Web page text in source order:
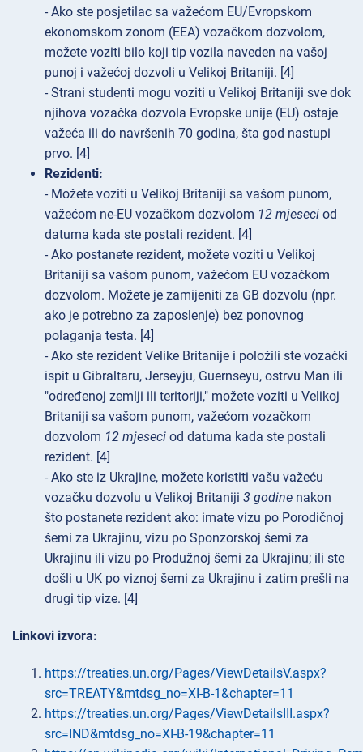
- Ako ste posjetilac sa važećom EU/Evropskom
ekonomskom zonom (EEA) vozačkom dozvolom,
možete voziti bilo koji tip vozila naveden na vašoj
punoj i važećoj dozvoli u Velikoj Britaniji. [4]
- Strani studenti mogu voziti u Velikoj Britaniji sve dok
njihova vozačka dozvola Evropske unije (EU) ostaje
važeća ili do navršenih 70 godina, šta god nastupi
prvo. [4]
Rezidenti:
- Možete voziti u Velikoj Britaniji sa vašom punom,
važećom ne-EU vozačkom dozvolom 12 mjeseci od
datuma kada ste postali rezident. [4]
- Ako postanete rezident, možete voziti u Velikoj
Britaniji sa vašom punom, važećom EU vozačkom
dozvolom. Možete je zamijeniti za GB dozvolu (npr.
ako je potrebno za zaposlenje) bez ponovnog
polaganja testa. [4]
- Ako ste rezident Velike Britanije i položili ste vozački
ispit u Gibraltaru, Jerseyju, Guernseyu, ostrvu Man ili
"određenoj zemlji ili teritoriji," možete voziti u Velikoj
Britaniji sa vašom punom, važećom vozačkom
dozvolom 12 mjeseci od datuma kada ste postali
rezident. [4]
- Ako ste iz Ukrajine, možete koristiti vašu važeću
vozačku dozvolu u Velikoj Britaniji 3 godine nakon
što postanete rezident ako: imate vizu po Porodičnoj
šemi za Ukrajinu, vizu po Sponzorskoj šemi za
Ukrajinu ili vizu po Produžnoj šemi za Ukrajinu; ili ste
došli u UK po viznoj šemi za Ukrajinu i zatim prešli na
drugi tip vize. [4]
Linkovi izvora:
https://treaties.un.org/Pages/ViewDetailsV.aspx?
src=TREATY&mtdsg_no=XI-B-1&chapter=11
https://treaties.un.org/Pages/ViewDetailsIII.aspx?
src=IND&mtdsg_no=XI-B-19&chapter=11